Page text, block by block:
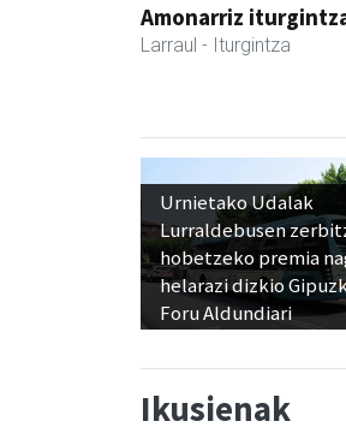
Amonarriz
Larraul - Iturgintza
Urnietako Udalak
Lurraldebusen
hobetzeko premia
helarazi dizkio
Foru Aldundiari
Ikusienak